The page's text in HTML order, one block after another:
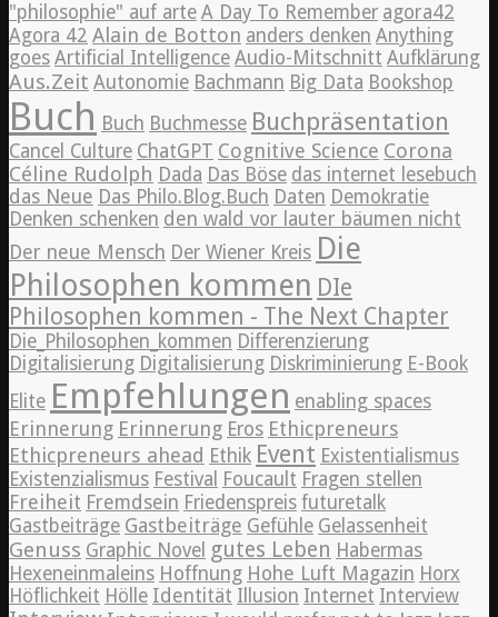
"philosophie" auf arte A Day To Remember agora42
Agora 42 Alain de Botton anders denken Anything
goes Artificial Intelligence Audio-Mitschnitt Aufklärung
Aus.Zeit Autonomie Bachmann Big Data Bookshop
Buch Buch Buchmesse Buchpräsentation
Cancel Culture ChatGPT Cognitive Science Corona
Céline Rudolph Dada Das Böse das internet lesebuch
das Neue Das Philo.Blog.Buch Daten Demokratie
Denken schenken den wald vor lauter bäumen nicht
Der neue Mensch Der Wiener Kreis Die
Philosophen kommen DIe
Philosophen kommen - The Next Chapter
Die_Philosophen_kommen Differenzierung
Digitalisierung Digitalisierung Diskriminierung E-Book
Elite Empfehlungen enabling spaces
Erinnerung Erinnerung Eros Ethicpreneurs
Ethicpreneurs ahead Ethik Event Existentialismus
Existenzialismus Festival Foucault Fragen stellen
Freiheit Fremdsein Friedenspreis futuretalk
Gastbeiträge Gastbeiträge Gefühle Gelassenheit
Genuss Graphic Novel gutes Leben Habermas
Hexeneinmaleins Hoffnung Hohe Luft Magazin Horx
Höflichkeit Hölle Identität Illusion Internet Interview